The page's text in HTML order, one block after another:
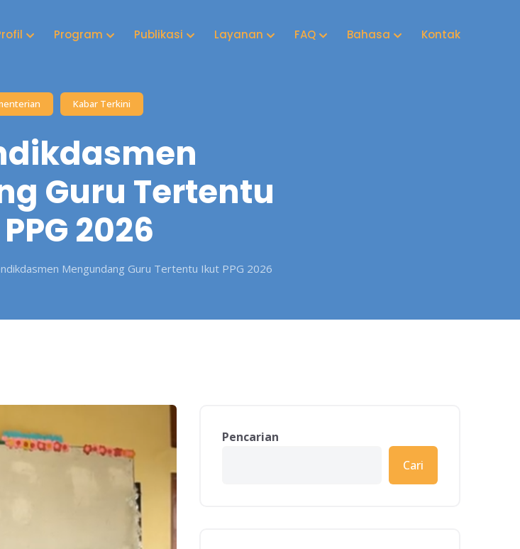
Program Publikasi Layanan FAQ Bahasa Kontak
Kabar Terkini
Guru Tertentu
2026
Mengundang Guru Tertentu Ikut PPG 2026
Pencarian
Cari